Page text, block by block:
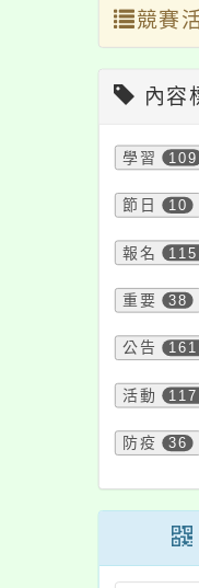
競賽
內容
學習 109
節日 10
報名
重要 38
公告
活動
防疫 36
轉知國家表演
心臺中國家歌
辦之「2025藝
動簡章，請貴
報名參加，請